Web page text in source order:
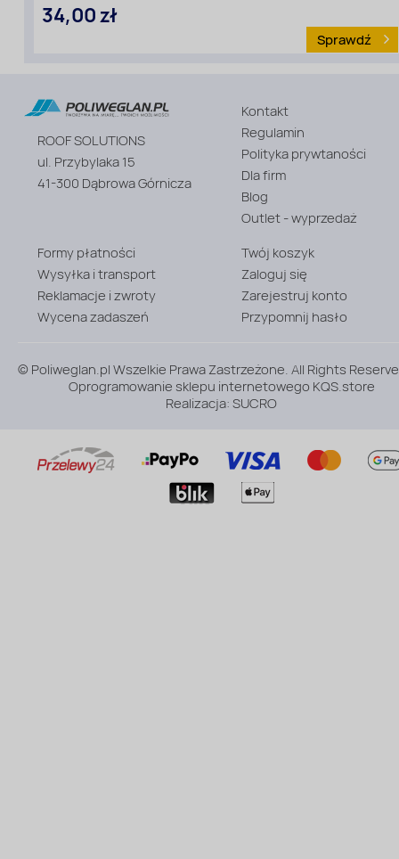
34,00 zł
Sprawdź
Rodzaj
:
Profile
poliwęglanu
ROOF SOLUTIONS
ul. Przybylaka 15
41-300 Dąbrowa Górnicza
Kontakt
Regulamin
Polityka prywtaności
Dla firm
Blog
Outlet - wyprzedaż
Formy płatności
Wysyłka i transport
Reklamacje i zwroty
Wycena zadaszeń
Twój koszyk
Zaloguj się
Zarejestruj konto
Przypomnij hasło
© Poliweglan.pl Wszelkie Prawa Zastrzeżone. All Rights
Oprogramowanie sklepu internetowego KQS.store
Realizacja:SUCRO